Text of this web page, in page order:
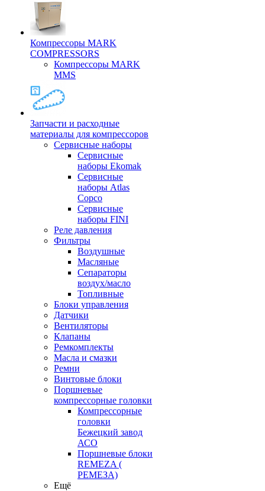
Компрессоры MARK
COMPRESSORS
Компрессоры MARK
MMS
Запчасти и расходные
материалы для компрессоров
Cервисные наборы
Сервисные
наборы Ekomak
Cервисные
наборы Atlas
Copco
Сервисные
наборы FINI
Реле давления
Фильтры
Воздушные
Масляные
Сепараторы
воздух/масло
Топливные
Блоки управления
Датчики
Вентиляторы
Клапаны
Ремкомплекты
Масла и смазки
Ремни
Винтовые блоки
Поршневые
компрессорные головки
Компрессорные
головки
Бежецкий завод
АСО
Поршневые блоки
REMEZA (
РЕМЕЗА)
Ещё